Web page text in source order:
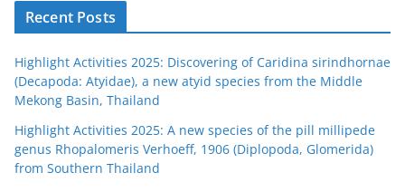
Recent Posts
Highlight Activities 2025: Discovering of Caridina sirindhornae
(Decapoda: Atyidae), a new atyid species from the Middle
Mekong Basin, Thailand
Highlight Activities 2025: A new species of the pill millipede
genus Rhopalomeris Verhoeff, 1906 (Diplopoda, Glomerida)
from Southern Thailand